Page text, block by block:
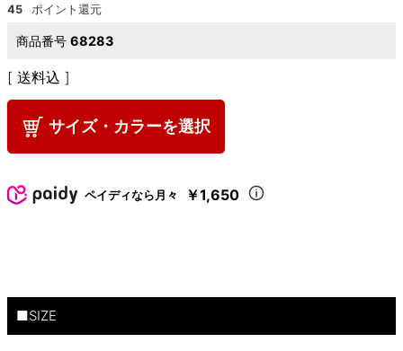
45
商品番号 68283
送料込
サイズ・カラーを選択
ペイディなら月々 ￥1,650
■SIZE